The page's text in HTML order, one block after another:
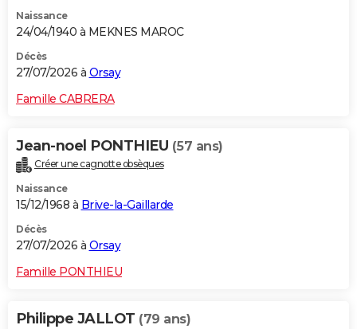
Naissance
24/04/1940 à MEKNES MAROC
Décès
27/07/2026 à Orsay
Famille CABRERA
Jean-noel PONTHIEU (57 ans)
Créer une cagnotte obsèques
Naissance
15/12/1968 à Brive-la-Gaillarde
Décès
27/07/2026 à Orsay
Famille PONTHIEU
Philippe JALLOT (79 ans)